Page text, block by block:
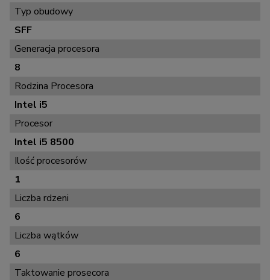
Typ obudowy
SFF
Generacja procesora
8
Rodzina Procesora
Intel i5
Procesor
Intel i5 8500
Ilość procesorów
1
Liczba rdzeni
6
Liczba wątków
6
Taktowanie prosecora